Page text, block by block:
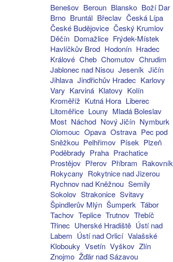
Benešov Beroun Blansko Boží Dar
Brno Bruntál Břeclav Česká Lípa
České Budějovice Český Krumlov
Děčín Domažlice Frýdek-Místek
Havlíčkův Brod Hodonín Hradec
Králové Cheb Chomutov Chrudim
Jablonec nad Nisou Jeseník Jičín
Jihlava Jindřichův Hradec Karlovy
Vary Karviná Klatovy Kolín
Kroměříž Kutná Hora Liberec
Litoměřice Louny Mladá Boleslav
Most Náchod Nový Jičín Nymburk
Olomouc Opava Ostrava Pec pod
Sněžkou Pelhřimov Písek Plzeň
Poděbrady Praha Prachatice
Prostějov Přerov Příbram Rakovník
Rokycany Rokytnice nad Jizerou
Rychnov nad Kněžnou Semily
Sokolov Strakonice Svitavy
Špindlerův Mlýn Šumperk Tábor
Tachov Teplice Trutnov Třebíč
Třinec Uherské Hradiště Ústí nad
Labem Ústí nad Orlicí Valašské
Klobouky Vsetín Vyškov Zlín
Znojmo Žďár nad Sázavou